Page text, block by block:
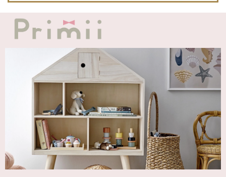
greige
2025/12/12
blanco ブランコ | ダブルボアブランケット ベビー double boa blanket ホワイト 無地
2025/12/09
発送も届くのも早かったです！バースデーバルーンも入って
て嬉しかったです🎈誕生日に使わせて頂きます🫶
Adnil LAND アドニルランド | PULL ALONG PUPPY からだをくねくねさせながらついてくる プル アロング パピー プルトイ 木のおもちゃ
2025/12/02